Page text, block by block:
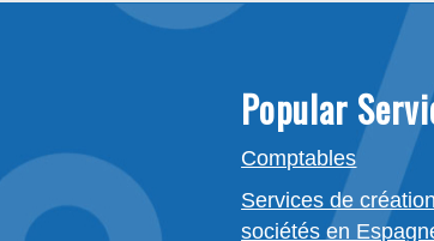
Popular
Comptables
Services de
sociétés en